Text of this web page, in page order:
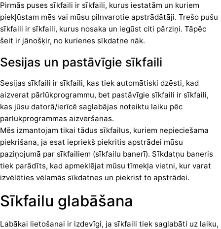
Pirmās puses sīkfaili ir sīkfaili, kurus iestatām un kuriem
piekļūstam mēs vai mūsu pilnvarotie apstrādātāji. Trešo pušu
sīkfaili ir sīkfaili, kurus nosaka un iegūst citi pārziņi. Tāpēc
šeit ir jānošķir, no kurienes sīkdatne nāk.
Sesijas un pastāvīgie sīkfaili
Sesijas sīkfaili ir sīkfaili, kas tiek automātiski dzēsti, kad
aizverat pārlūkprogrammu, bet pastāvīgie sīkfaili ir sīkfaili,
kas jūsu datorā/ierīcē saglabājas noteiktu laiku pēc
pārlūkprogrammas aizvēršanas.
Mēs izmantojam tikai tādus sīkfailus, kuriem nepieciešama
piekrišana, ja esat iepriekš piekritis apstrādei mūsu
paziņojumā par sīkfailiem (sīkfailu banerī). Sīkdatņu baneris
tiek parādīts, kad apmeklējat mūsu tīmekļa vietni, kur varat
izvēlēties vēlamās sīkdatnes un piekrist to apstrādei.
Sīkfailu glabāšana
Labākai lietošanai ir izdevīgi, ja sīkfaili tiek saglabāti uz laiku,